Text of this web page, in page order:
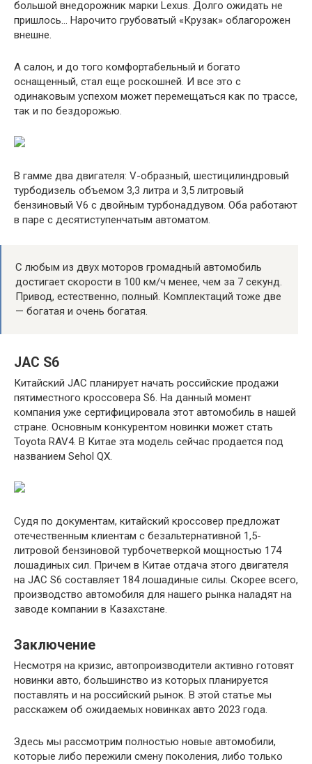
большой внедорожник марки Lexus. Долго ожидать не
пришлось… Нарочито грубоватый «Крузак» облагорожен
внешне.
А салон, и до того комфортабельный и богато
оснащенный, стал еще роскошней. И все это с
одинаковым успехом может перемещаться как по трассе,
так и по бездорожью.
В гамме два двигателя: V-образный, шестицилиндровый
турбодизель объемом 3,3 литра и 3,5 литровый
бензиновый V6 с двойным турбонаддувом. Оба работают
в паре с десятиступенчатым автоматом.
С любым из двух моторов громадный автомобиль
достигает скорости в 100 км/ч менее, чем за 7 секунд.
Привод, естественно, полный. Комплектаций тоже две
— богатая и очень богатая.
JAC S6
Китайский JAC планирует начать российские продажи
пятиместного кроссовера S6. На данный момент
компания уже сертифицировала этот автомобиль в нашей
стране. Основным конкурентом новинки может стать
Toyota RAV4. В Китае эта модель сейчас продается под
названием Sehol QX.
Судя по документам, китайский кроссовер предложат
отечественным клиентам с безальтернативной 1,5-
литровой бензиновой турбочетверкой мощностью 174
лошадиных сил. Причем в Китае отдача этого двигателя
на JAC S6 составляет 184 лошадиные силы. Скорее всего,
производство автомобиля для нашего рынка наладят на
заводе компании в Казахстане.
Заключение
Несмотря на кризис, автопроизводители активно готовят
новинки авто, большинство из которых планируется
поставлять и на российский рынок. В этой статье мы
расскажем об ожидаемых новинках авто 2023 года.
Здесь мы рассмотрим полностью новые автомобили,
которые либо пережили смену поколения, либо только